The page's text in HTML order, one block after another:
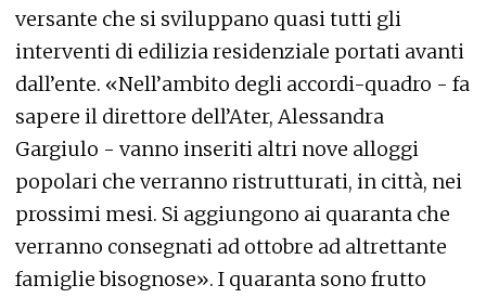
versante che si sviluppano quasi tutti gli
interventi di edilizia residenziale portati avanti
dall’ente. «Nell’ambito degli accordi-quadro - fa
sapere il direttore dell’Ater, Alessandra
Gargiulo - vanno inseriti altri nove alloggi
popolari che verranno ristrutturati, in città, nei
prossimi mesi. Si aggiungono ai quaranta che
verranno consegnati ad ottobre ad altrettante
famiglie bisognose». I quaranta sono frutto